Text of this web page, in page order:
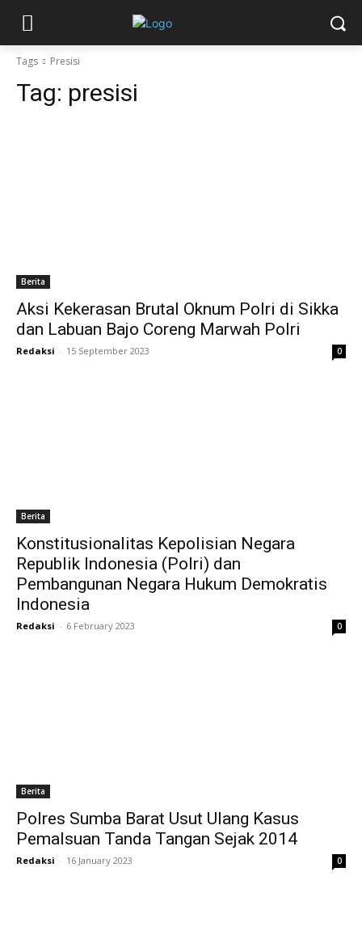
Tags Presisi
Tag: presisi
Berita
Aksi Kekerasan Brutal Oknum Polri di Sikka
dan Labuan Bajo Coreng Marwah Polri
Redaksi - 15 September 2023 0
Berita
Konstitusionalitas Kepolisian Negara
Republik Indonesia (Polri) dan
Pembangunan Negara Hukum Demokratis
Indonesia
Redaksi - 6 February 2023 0
Berita
Polres Sumba Barat Usut Ulang Kasus
Pemalsuan Tanda Tangan Sejak 2014
Redaksi - 16 January 2023 0